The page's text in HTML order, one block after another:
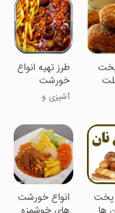
طرز تهیه انواع
خورشت
آشپزی و
پخت
ها
انواع خورشت
های خوشمزه